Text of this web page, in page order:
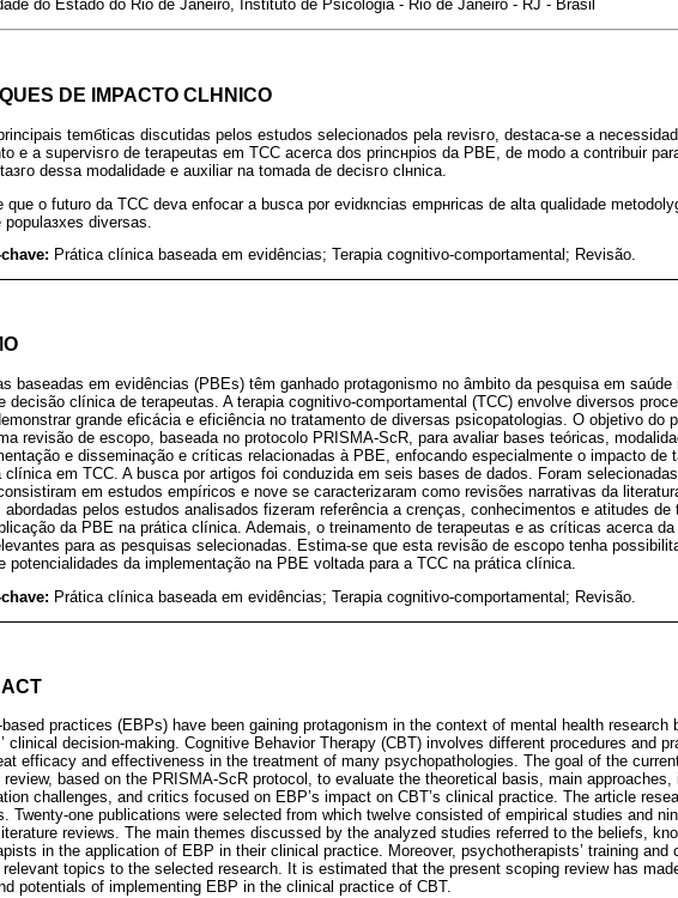
do Estado do Rio de Janeiro, Instituto de Psicologia - Rio de Janeiro - RJ - Brasil
DE IMPACTO CLНNICO
temбticas discutidas pelos estudos selecionados pela revisгo, destaca-se a
e a supervisгo de terapeutas em TCC acerca dos princнpios da PBE, de modo a contribuir
dessa modalidade e auxiliar na tomada de decisгo clнnica.
que o futuro da TCC deva enfocar a busca por evidкncias empнricas de alta qualidade
diversas.
Prática clínica baseada em evidências; Terapia cognitivo-comportamental; Revisão.
baseadas em evidências (PBEs) têm ganhado protagonismo no âmbito da pesquisa em saúde
decisão clínica de terapeutas. A terapia cognitivo-comportamental (TCC) envolve diversos
grande eficácia e eficiência no tratamento de diversas psicopatologias. O objetivo do
revisão de escopo, baseada no protocolo PRISMA-ScR, para avaliar bases teóricas,
e disseminação e críticas relacionadas à PBE, enfocando especialmente o impacto de
clínica em TCC. A busca por artigos foi conduzida em seis bases de dados. Foram
em estudos empíricos e nove se caracterizaram como revisões narrativas da
abordadas pelos estudos analisados fizeram referência a crenças, conhecimentos e atitudes de
da PBE na prática clínica. Ademais, o treinamento de terapeutas e as críticas acerca da
para as pesquisas selecionadas. Estima-se que esta revisão de escopo tenha
potencialidades da implementação na PBE voltada para a TCC na prática clínica.
Prática clínica baseada em evidências; Terapia cognitivo-comportamental; Revisão.
based practices (EBPs) have been gaining protagonism in the context of mental health research
clinical decision-making. Cognitive Behavior Therapy (CBT) involves different procedures and
efficacy and effectiveness in the treatment of many psychopathologies. The goal of the
review, based on the PRISMA-ScR protocol, to evaluate the theoretical basis, main approaches,
challenges, and critics focused on EBP’s impact on CBT’s clinical practice. The article
Twenty-one publications were selected from which twelve consisted of empirical studies and
reviews. The main themes discussed by the analyzed studies referred to the beliefs,
in the application of EBP in their clinical practice. Moreover, psychotherapists’ training and
relevant topics to the selected research. It is estimated that the present scoping review has
potentials of implementing EBP in the clinical practice of CBT.